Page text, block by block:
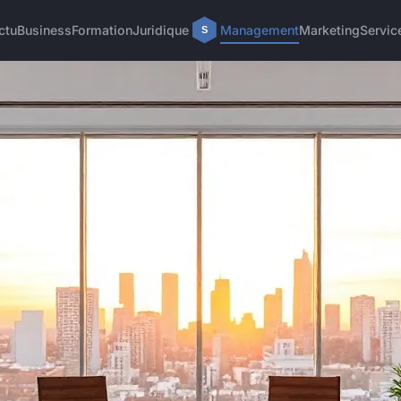
BusinessFormationJuridique ManagementMarketing